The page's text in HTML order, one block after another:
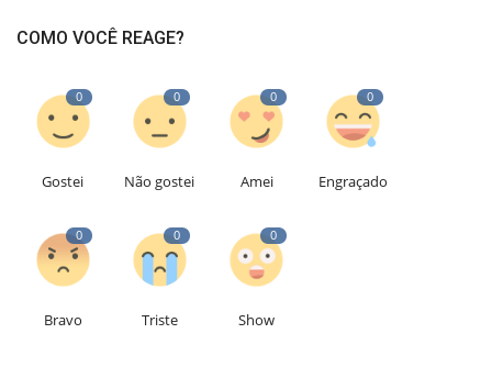
COMO VOCÊ REAGE?
0
Gostei
0
Não gostei
0
Amei
0
Engraçado
0
Bravo
0
Triste
0
Show